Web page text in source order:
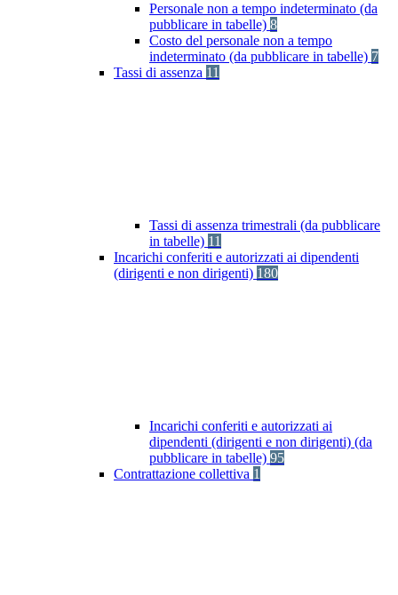
Personale non a tempo indeterminato (da
pubblicare in tabelle) 8
Costo del personale non a tempo
indeterminato (da pubblicare in tabelle) 7
Tassi di assenza 11
Tassi di assenza trimestrali (da pubblicare
in tabelle) 11
Incarichi conferiti e autorizzati ai dipendenti
(dirigenti e non dirigenti) 180
Incarichi conferiti e autorizzati ai
dipendenti (dirigenti e non dirigenti) (da
pubblicare in tabelle) 95
Contrattazione collettiva 1